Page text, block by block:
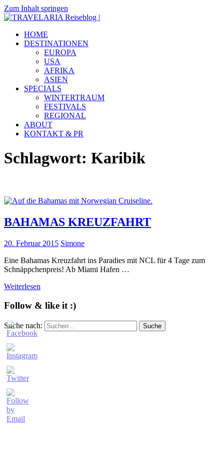
Zum Inhalt springen
TRAVELARIA
Reiseblog
Dein
Reiseblog
Reiseberichten
Insidertipps
Destinationen.
HOME
DESTINATIONEN
EUROPA
USA
AFRIKA
ASIEN
SPECIALS
WINTERTRAUM
FESTIVALS
REGIONAL
ABOUT
KONTAKT & PR
Schlagwort: Karibik
BAHAMAS KREUZFAHRT
20. Februar 2015 Simone
Eine Bahamas Kreuzfahrt ins Paradies mit NCL für 4 Tage zum
Schnäppchenpreis! Ab Miami Hafen …
Weiterlesen
Follow & like it :)
Suche nach: Suche